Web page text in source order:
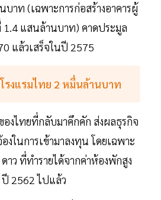
าท (เฉพาะการก่อสร้างอาคารผู้
1.4 แสนล้านบาท) คาดประมูล
แล้วเสร็จในปี 2575
งแรมไทย 2 หมื่นล้านบาท
องไทยที่กลับมาคึกคัก ส่งผลธุรกิจ
งในการเข้ามาลงทุน โดยเฉพาะ
าว ที่ทำรายได้จากค่าห้องพักสูง
ปี 2562 ไปแล้ว